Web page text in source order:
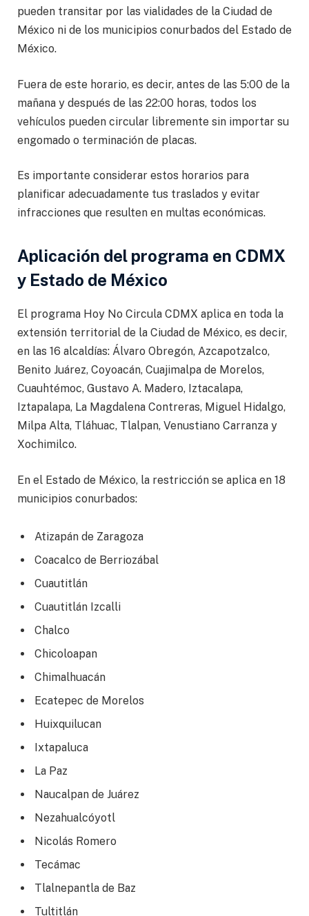
pueden transitar por las vialidades de la Ciudad de
México ni de los municipios conurbados del Estado de
México.
Fuera de este horario, es decir, antes de las 5:00 de la
mañana y después de las 22:00 horas, todos los
vehículos pueden circular libremente sin importar su
engomado o terminación de placas.
Es importante considerar estos horarios para
planificar adecuadamente tus traslados y evitar
infracciones que resulten en multas económicas.
Aplicación del programa en CDMX
y Estado de México
El programa Hoy No Circula CDMX aplica en toda la
extensión territorial de la Ciudad de México, es decir,
en las 16 alcaldías: Álvaro Obregón, Azcapotzalco,
Benito Juárez, Coyoacán, Cuajimalpa de Morelos,
Cuauhtémoc, Gustavo A. Madero, Iztacalapa,
Iztapalapa, La Magdalena Contreras, Miguel Hidalgo,
Milpa Alta, Tláhuac, Tlalpan, Venustiano Carranza y
Xochimilco.
En el Estado de México, la restricción se aplica en 18
municipios conurbados:
Atizapán de Zaragoza
Coacalco de Berriozábal
Cuautitlán
Cuautitlán Izcalli
Chalco
Chicoloapan
Chimalhuacán
Ecatepec de Morelos
Huixquilucan
Ixtapaluca
La Paz
Naucalpan de Juárez
Nezahualcóyotl
Nicolás Romero
Tecámac
Tlalnepantla de Baz
Tultitlán